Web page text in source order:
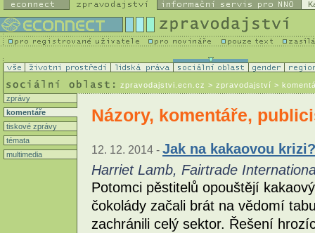
zpravodajstvi.ecn.cz > zpravodajství >
zprávy
komentáře
tiskové zprávy
témata
multimedia
Názory, komentáře,
12. 12. 2014 - Jak na kakaovou
Harriet Lamb, Fairtrade
Potomci pěstitelů opouštějí
čokolády začali brát na vědomí
zachránili celý sektor. Řešení